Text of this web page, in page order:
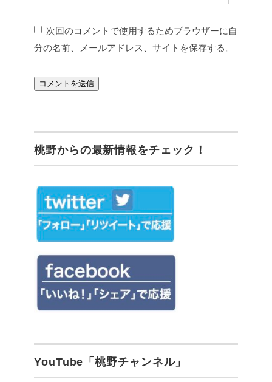
次回のコメントで使用するためブラウザーに自
分の名前、メールアドレス、サイトを保存する。
桃野からの最新情報をチェック！
YouTube「桃野チャンネル」